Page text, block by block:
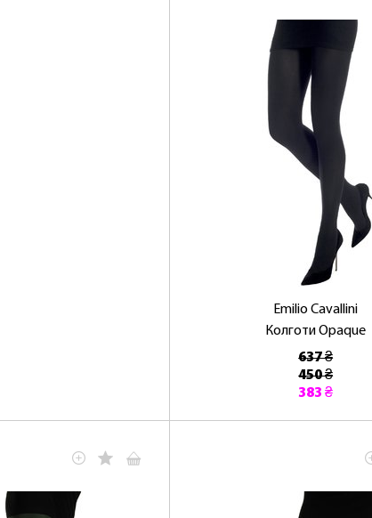
Emilio Cavallini
Колготи Opaque
637 ₴
450 ₴
383 ₴